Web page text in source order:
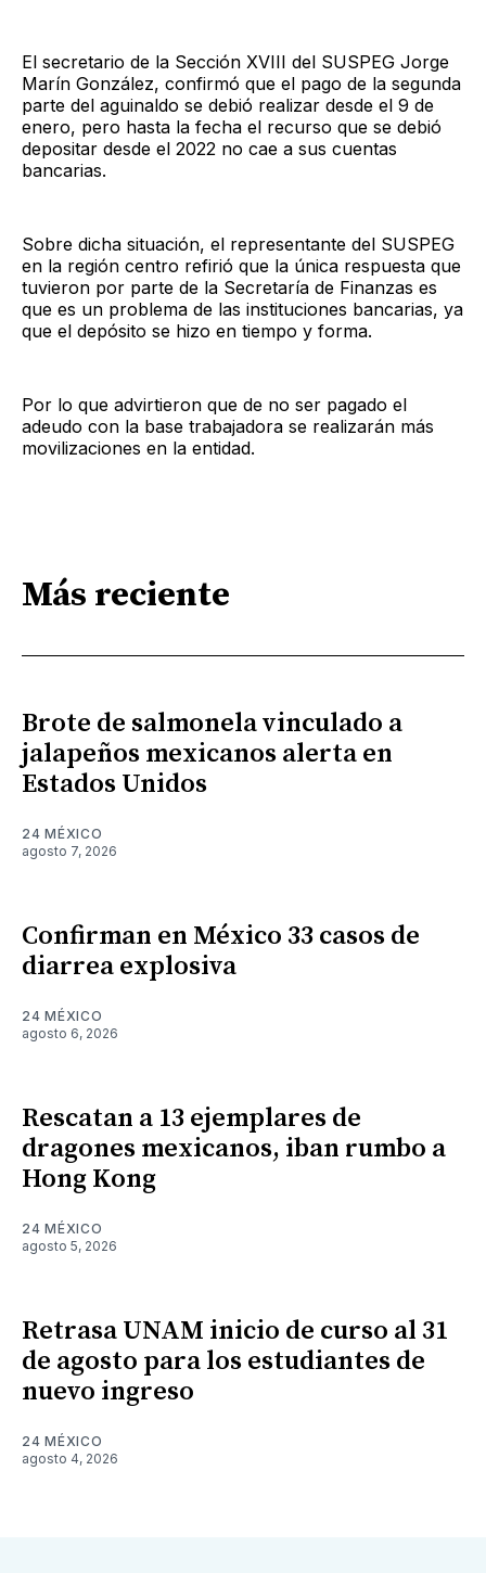
El secretario de la Sección XVIII del SUSPEG Jorge
Marín González, confirmó que el pago de la segunda
parte del aguinaldo se debió realizar desde el 9 de
enero, pero hasta la fecha el recurso que se debió
depositar desde el 2022 no cae a sus cuentas
bancarias.
Sobre dicha situación, el representante del SUSPEG
en la región centro refirió que la única respuesta que
tuvieron por parte de la Secretaría de Finanzas es
que es un problema de las instituciones bancarias, ya
que el depósito se hizo en tiempo y forma.
Por lo que advirtieron que de no ser pagado el
adeudo con la base trabajadora se realizarán más
movilizaciones en la entidad.
Más reciente
Brote de salmonela vinculado a
jalapeños mexicanos alerta en
Estados Unidos
24 MÉXICO
agosto 7, 2026
Confirman en México 33 casos de
diarrea explosiva
24 MÉXICO
agosto 6, 2026
Rescatan a 13 ejemplares de
dragones mexicanos, iban rumbo a
Hong Kong
24 MÉXICO
agosto 5, 2026
Retrasa UNAM inicio de curso al 31
de agosto para los estudiantes de
nuevo ingreso
24 MÉXICO
agosto 4, 2026